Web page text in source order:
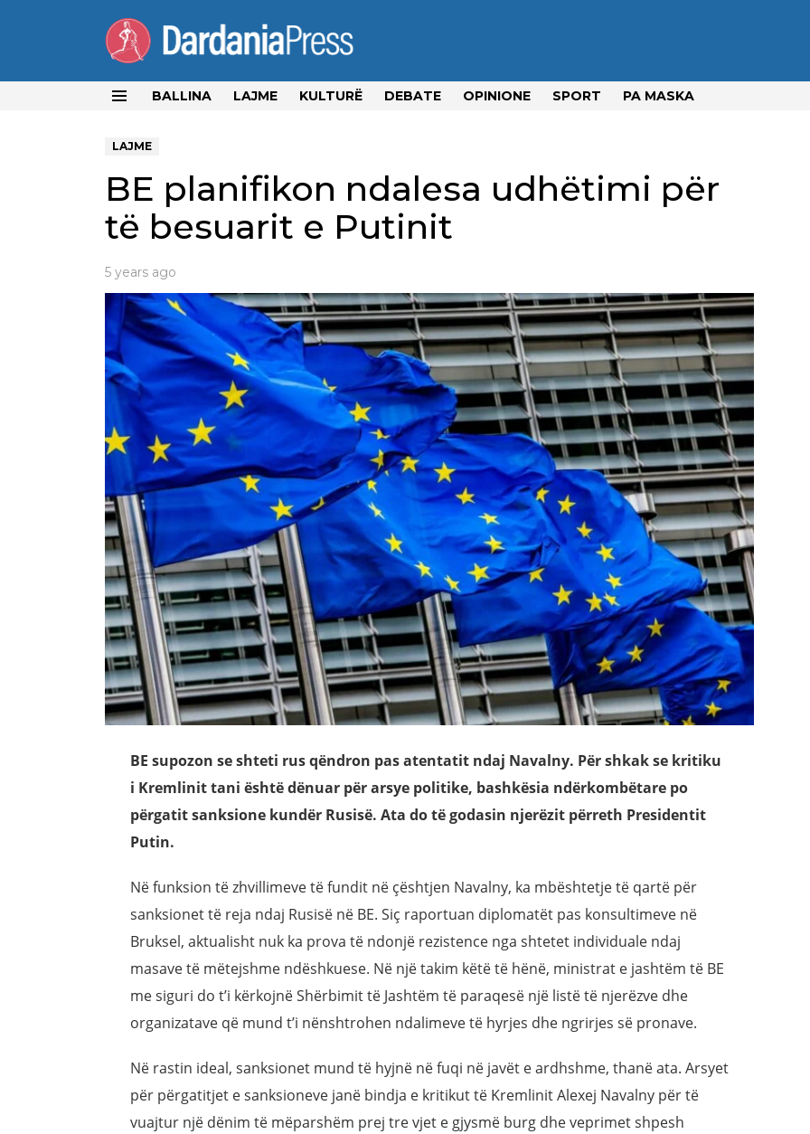
BALLINA LAJME KULTURË DEBATE OPINIONE SPORT PA MASKA
LAJME
BE planifikon ndalesa udhëtimi për
të besuarit e Putinit
5 years ago
BE supozon se shteti rus qëndron pas atentatit ndaj Navalny. Për shkak se kritiku
i Kremlinit tani është dënuar për arsye politike, bashkësia ndërkombëtare po
përgatit sanksione kundër Rusisë. Ata do të godasin njerëzit përreth Presidentit
Putin.
Në funksion të zhvillimeve të fundit në çështjen Navalny, ka mbështetje të qartë për
sanksionet të reja ndaj Rusisë në BE. Siç raportuan diplomatët pas konsultimeve në
Bruksel, aktualisht nuk ka prova të ndonjë rezistence nga shtetet individuale ndaj
masave të mëtejshme ndëshkuese. Në një takim këtë të hënë, ministrat e jashtëm të BE
me siguri do t’i kërkojnë Shërbimit të Jashtëm të paraqesë një listë të njerëzve dhe
organizatave që mund t’i nënshtrohen ndalimeve të hyrjes dhe ngrirjes së pronave.
Në rastin ideal, sanksionet mund të hyjnë në fuqi në javët e ardhshme, thanë ata. Arsyet
për përgatitjet e sanksioneve janë bindja e kritikut të Kremlinit Alexej Navalny për të
vuajtur një dënim të mëparshëm prej tre vjet e gjysmë burg dhe veprimet shpesh